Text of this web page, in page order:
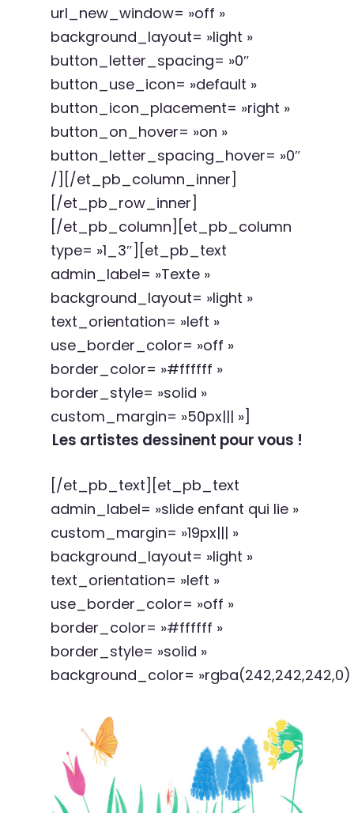
url_new_window= »off »
background_layout= »light »
button_letter_spacing= »0″
button_use_icon= »default »
button_icon_placement= »right »
button_on_hover= »on »
button_letter_spacing_hover= »0″
/][/et_pb_column_inner]
[/et_pb_row_inner]
[/et_pb_column][et_pb_column
type= »1_3″][et_pb_text
admin_label= »Texte »
background_layout= »light »
text_orientation= »left »
use_border_color= »off »
border_color= »#ffffff »
border_style= »solid »
custom_margin= »50px||| »]
Les artistes dessinent pour vous !
[/et_pb_text][et_pb_text
admin_label= »slide enfant qui lie »
custom_margin= »19px||| »
background_layout= »light »
text_orientation= »left »
use_border_color= »off »
border_color= »#ffffff »
border_style= »solid »
background_color= »rgba(242,242,242,0)